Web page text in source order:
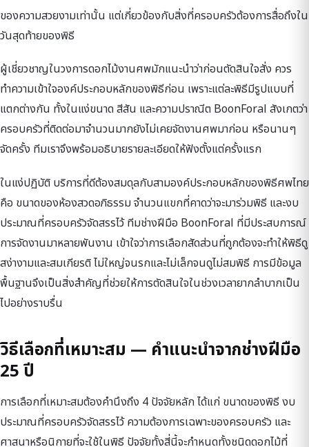
ของความสวยงามเท่านั้น แต่เกี่ยวข้องกับสิ่งที่ครอบครัวต้องการสื่อถึงใน
วันสุดท้ายของพิธี
ผู้เชี่ยวชาญในวงการดอกไม้งานศพมักแนะนำว่าก่อนตัดสินใจสั่ง ควร
ทำความเข้าใจองค์ประกอบหลักของพิธีก่อน เพราะแต่ละพิธีมีรูปแบบที่
แตกต่างกัน ทั้งในแง่ขนาด สีสัน และความปราณีต BoonForal สังเกตว่า
ครอบครัวที่ติดต่อมาจำนวนมากยังไม่เคยจัดงานศพมาก่อน หรือนานๆ
จัดครั้ง ทีมเราจึงพร้อมอธิบายรายละเอียดให้ฟังตั้งแต่ครั้งแรก
ในแง่ปฏิบัติ บริการที่ดีต้องสมดุลกับสามองค์ประกอบหลักของพิธีศพไทย
คือ ขนาดของห้องสวดอภิธรรม จำนวนแขกที่คาดว่าจะมาร่วมพิธี และงบ
ประมาณที่ครอบครัวจัดสรรไว้ ทีมช่างฝีมือ BoonForal ที่มีประสบการณ์
การจัดงานมาหลายพันงาน เข้าใจว่าการเลือกสัดส่วนที่ถูกต้องจะทำให้พิธีดู
สง่างามและสมเกียรติ ไม่ใหญ่จนรกและไม่เล็กจนดูไม่สมพิธี การมีข้อมูล
พื้นฐานจึงเป็นสิ่งสำคัญที่ช่วยให้การตัดสินใจในช่วงเวลายากลำบากเป็น
ไปอย่างราบรื่น
วิธีเลือกที่เหมาะสม — คำแนะนำจากช่างฝีมือ
25 ปี
การเลือกที่เหมาะสมต้องคำนึงถึง 4 ปัจจัยหลัก ได้แก่ ขนาดของพิธี งบ
ประมาณที่ครอบครัวจัดสรรไว้ ความต้องการเฉพาะของครอบครัว และ
ศาสนาหรือนิกายที่จะใช้ในพิธี ปัจจัยทั้งสี่นี้จะกำหนดทั้งชนิดดอกไม้ที่